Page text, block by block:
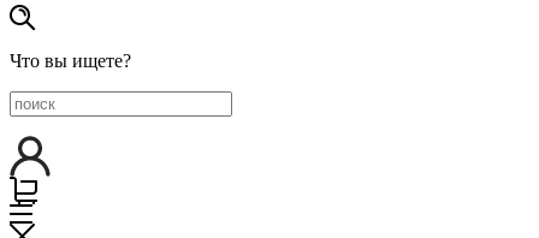
Что вы ищете?